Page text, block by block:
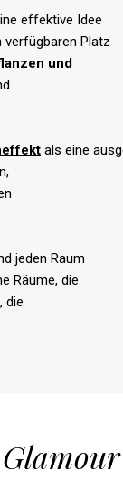
effektive Idee
verfügbaren Platz
und
als eine
jeden Raum
Räume, die
die